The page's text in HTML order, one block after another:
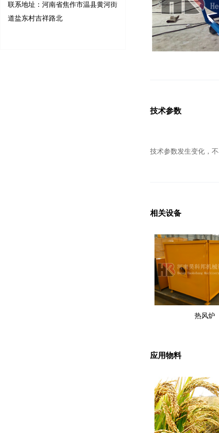
联系地址：河南省焦作市温县黄河街
道盐东村吉祥路北
技术参数
技术参数发生变化，
相关设备
热风炉
应用物料